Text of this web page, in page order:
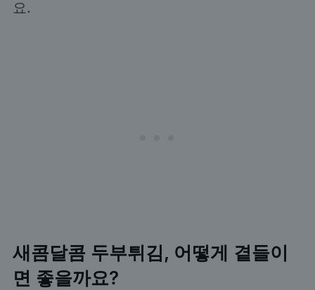
요.
새콤달콤 두부튀김, 어떻게 곁들이
면 좋을까요?